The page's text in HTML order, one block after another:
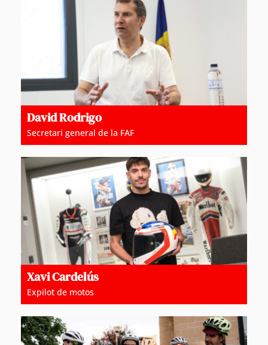
David Rodrigo
Secretari general de la FAF
Xavi Cardelús
Expilot de motos